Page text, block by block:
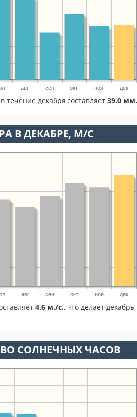
авг сен окт ноя дек
течение декабря составляет 39.0 мм.
В ДЕКАБРЕ, М/С
авг сен окт ноя дек
4.6 м./с., что делает декабрь
СОЛНЕЧНЫХ ЧАСОВ